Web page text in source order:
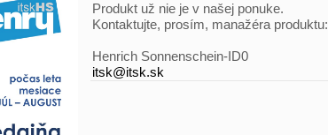
Produkt už nie je v našej ponuke.
Kontaktujte, prosím, manažéra produktu:
Henrich Sonnenschein-ID0
itsk@itsk.sk